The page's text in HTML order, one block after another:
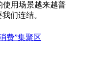
用场景越来越普
们连结。
费”集聚区